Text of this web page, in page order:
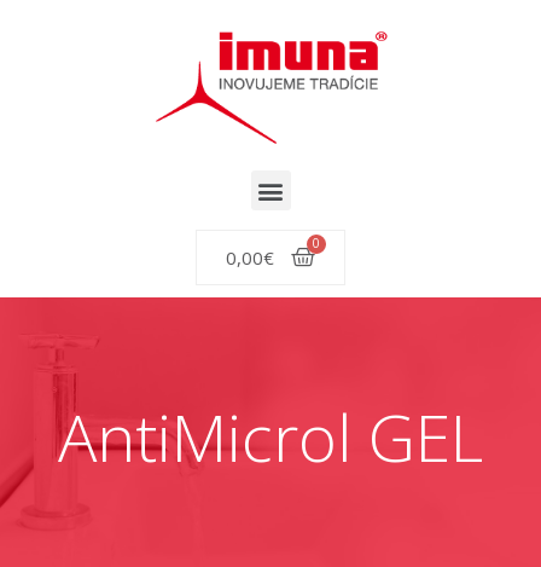
0,00€
AntiMicrol GEL